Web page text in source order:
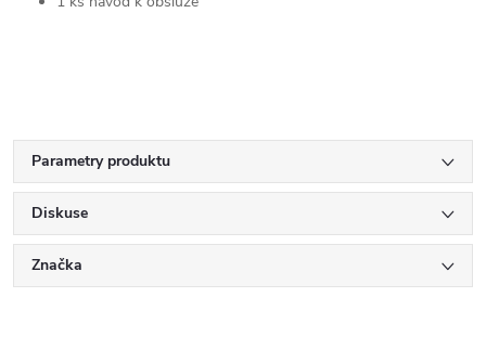
Parametry produktu
Diskuse
Značka